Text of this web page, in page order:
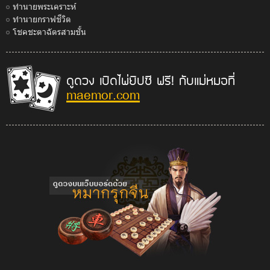
ทำนายพระเคราะห์
ทำนายกราฟชีวิต
โชคชะตาฉัตรสามชั้น
ดูดวง เปิดไพ่ยิปซี ฟรี! กับแม่หมอที่
maemor.com